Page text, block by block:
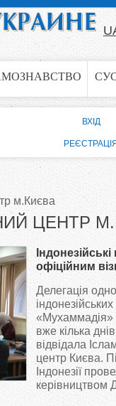
м.Києва
ЦЕНТР
офіційним
Делегація
вже кілька
відвідала
центр Києва.
Індонезії
керівництвом
ВХІД